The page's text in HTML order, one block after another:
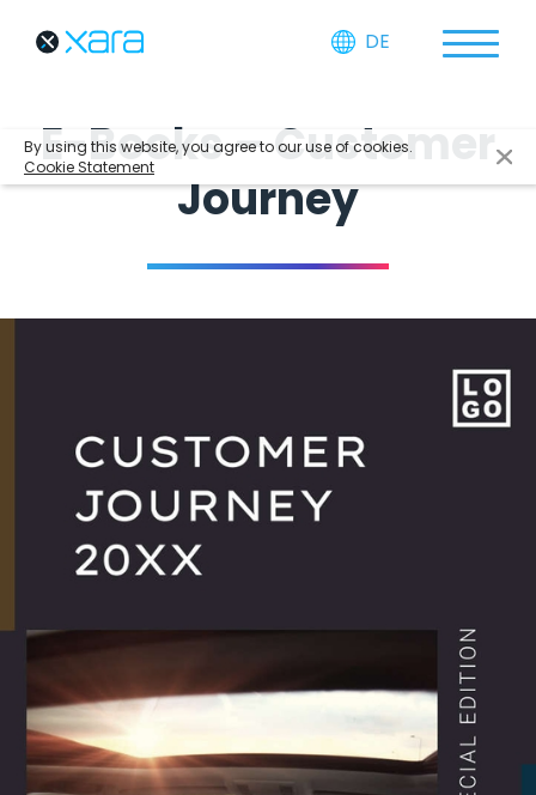
By using this website, you agree to our use of cookies.
Cookie Statement
DE
E-Books – Customer
Journey